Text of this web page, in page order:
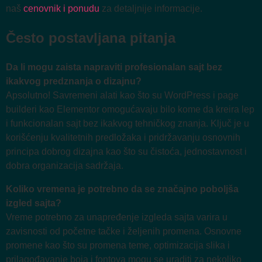
naš cenovnik i ponudu za detaljnije informacije.
Često postavljana pitanja
Da li mogu zaista napraviti profesionalan sajt bez
ikakvog predznanja o dizajnu?
Apsolutno! Savremeni alati kao što su WordPress i page
builderi kao Elementor omogućavaju bilo kome da kreira lep
i funkcionalan sajt bez ikakvog tehničkog znanja. Ključ je u
korišćenju kvalitetnih predložaka i pridržavanju osnovnih
principa dobrog dizajna kao što su čistoća, jednostavnost i
dobra organizacija sadržaja.
Koliko vremena je potrebno da se značajno poboljša
izgled sajta?
Vreme potrebno za unapređenje izgleda sajta varira u
zavisnosti od početne tačke i željenih promena. Osnovne
promene kao što su promena teme, optimizacija slika i
prilagođavanje boja i fontova mogu se uraditi za nekoliko